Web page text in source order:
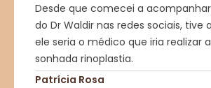
Desde que comecei a
do Dr Waldir nas redes sociais, tive
ele seria o médico que iria realizar
sonhada rinoplastia.
Patrícia Rosa